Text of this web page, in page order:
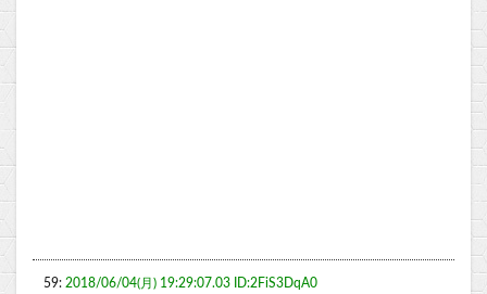
59: 2018/06/04(月) 19:29:07.03 ID:2FiS3DqA0